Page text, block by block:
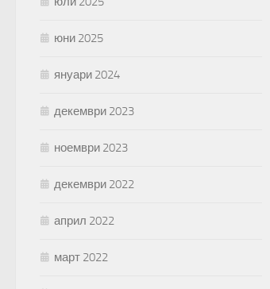
юни 2025
януари 2024
декември 2023
ноември 2023
декември 2022
април 2022
март 2022